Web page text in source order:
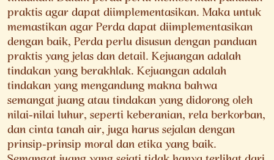
praktis agar dapat diimplementasikan. Maka untuk
memastikan agar Perda dapat diimplementasikan
dengan baik, Perda perlu disusun dengan panduan
praktis yang jelas dan detail. Kejuangan adalah
tindakan yang berakhlak. Kejuangan adalah
tindakan yang mengandung makna bahwa
semangat juang atau tindakan yang didorong oleh
nilai-nilai luhur, seperti keberanian, rela berkorban,
dan cinta tanah air, juga harus sejalan dengan
prinsip-prinsip moral dan etika yang baik.